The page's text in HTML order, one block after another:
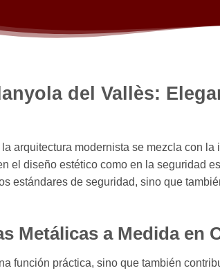
del Vallès:
arquitectura modernista se mezcla con
el diseño estético como en la seguridad
estándares de seguridad, sino que
Metálicas a Medida en
función práctica, sino que también